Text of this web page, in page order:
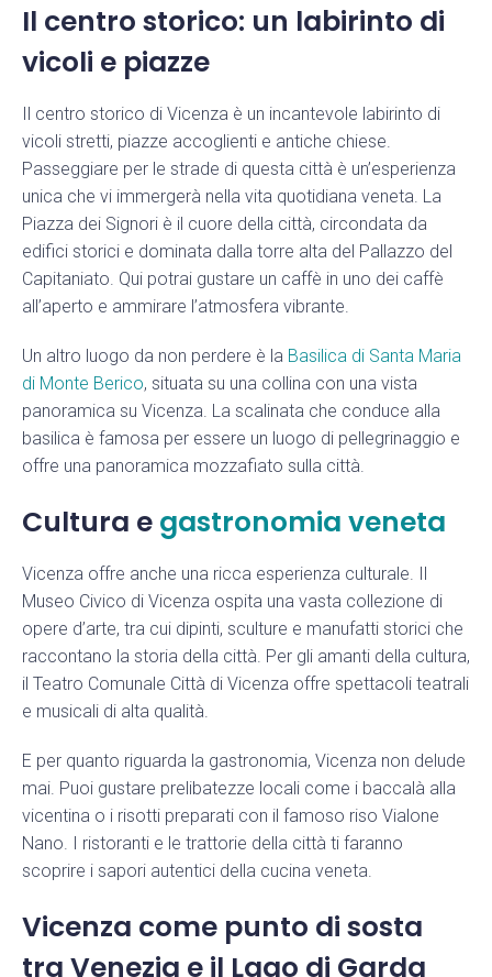
Il centro storico: un labirinto di
vicoli e piazze
Il centro storico di Vicenza è un incantevole labirinto di
vicoli stretti, piazze accoglienti e antiche chiese.
Passeggiare per le strade di questa città è un’esperienza
unica che vi immergerà nella vita quotidiana veneta. La
Piazza dei Signori è il cuore della città, circondata da
edifici storici e dominata dalla torre alta del Pallazzo del
Capitaniato. Qui potrai gustare un caffè in uno dei caffè
all’aperto e ammirare l’atmosfera vibrante.
Un altro luogo da non perdere è la Basilica di Santa Maria
di Monte Berico, situata su una collina con una vista
panoramica su Vicenza. La scalinata che conduce alla
basilica è famosa per essere un luogo di pellegrinaggio e
offre una panoramica mozzafiato sulla città.
Cultura e gastronomia veneta
Vicenza offre anche una ricca esperienza culturale. Il
Museo Civico di Vicenza ospita una vasta collezione di
opere d’arte, tra cui dipinti, sculture e manufatti storici che
raccontano la storia della città. Per gli amanti della cultura,
il Teatro Comunale Città di Vicenza offre spettacoli teatrali
e musicali di alta qualità.
E per quanto riguarda la gastronomia, Vicenza non delude
mai. Puoi gustare prelibatezze locali come i baccalà alla
vicentina o i risotti preparati con il famoso riso Vialone
Nano. I ristoranti e le trattorie della città ti faranno
scoprire i sapori autentici della cucina veneta.
Vicenza come punto di sosta
tra Venezia e il Lago di Garda
Resta aggiornato con noi